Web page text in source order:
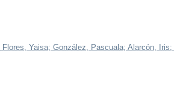
Flores, Yaisa; González, Pascuala; Alarcón, Iris;